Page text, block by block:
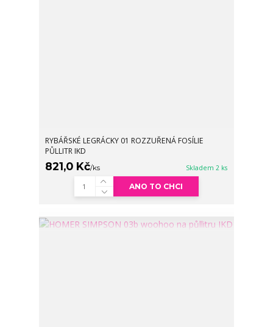
RYBÁŘSKÉ LEGRÁCKY 01 ROZZUŘENÁ FOSÍLIE
PŮLLITR IKD
821,0 Kč/ks Skladem 2 ks
ANO TO CHCI